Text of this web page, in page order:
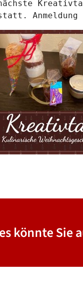
könnte Sie